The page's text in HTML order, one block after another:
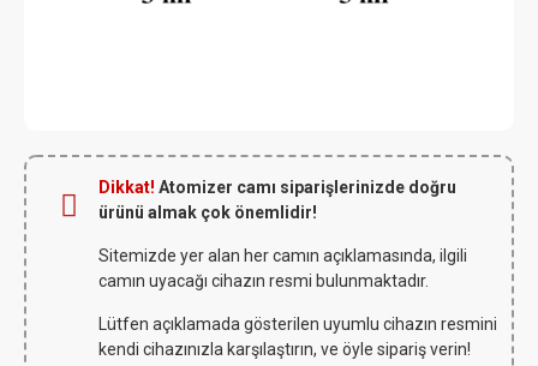
Dikkat! Atomizer camı siparişlerinizde doğru
ürünü almak çok önemlidir!
Sitemizde yer alan her camın açıklamasında, ilgili
camın uyacağı cihazın resmi bulunmaktadır.
Lütfen açıklamada gösterilen uyumlu cihazın resmini
kendi cihazınızla karşılaştırın, ve öyle sipariş verin!